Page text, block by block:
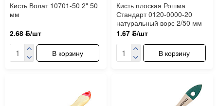
Кисть Волат 10701-50 2" 50
мм
2.68 ƃ/шт
В корзину
Кисть плоская Рошма
Стандарт 0120-0000-20
натуральный ворс 2/50 мм
1.67 ƃ/шт
В корзину